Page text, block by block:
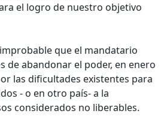
el logro de nuestro objetivo
que el mandatario
de abandonar el poder, en enero
las dificultades existentes para
- o en otro país- a la
considerados no liberables.